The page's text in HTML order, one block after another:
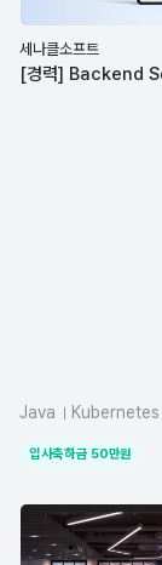
세나클소프트
[경력] Backend
Java
Kubernetes
입사축하금 50만원